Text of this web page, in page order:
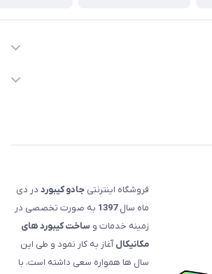
به کیبوردهای مکانیکال
فروشگاه اینترنتی جادو کیبورد در دی
ماه سال1397 به صورت تخصصی در
زمینه خدمات و ساخت کیبورد های
مکانیکالآغاز به کار نمود و طی این
سال ها همواره سعی داشته است، با